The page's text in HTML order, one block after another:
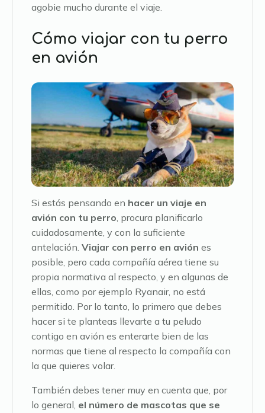
agobie mucho durante el viaje.
Cómo viajar con tu perro
en avión
Si estás pensando en hacer un viaje en
avión con tu perro, procura planificarlo
cuidadosamente, y con la suficiente
antelación. Viajar con perro en avión es
posible, pero cada compañía aérea tiene su
propia normativa al respecto, y en algunas de
ellas, como por ejemplo Ryanair, no está
permitido. Por lo tanto, lo primero que debes
hacer si te planteas llevarte a tu peludo
contigo en avión es enterarte bien de las
normas que tiene al respecto la compañía con
la que quieres volar.
También debes tener muy en cuenta que, por
lo general, el número de mascotas que se